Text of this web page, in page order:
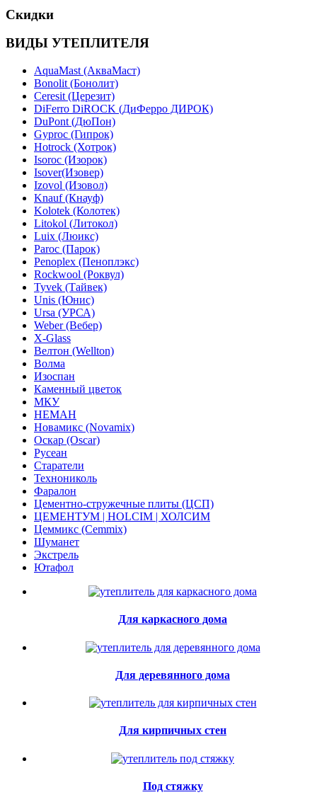
Скидки
ВИДЫ УТЕПЛИТЕЛЯ
AquaMast (АкваМаст)
Bonolit (Бонолит)
Ceresit (Церезит)
DiFerro DiROCK (ДиФерро ДИРОК)
DuPont (ДюПон)
Gyproc (Гипрок)
Hotrock (Хотрок)
Isoroc (Изорок)
Isover(Изовер)
Izovol (Изовол)
Knauf (Кнауф)
Kolotek (Колотек)
Litokol (Литокол)
Luix (Люикс)
Paroc (Парок)
Penoplex (Пеноплэкс)
Rockwool (Роквул)
Tyvek (Тайвек)
Unis (Юнис)
Ursa (УРСА)
Weber (Вебер)
X-Glass
Велтон (Wellton)
Волма
Изоспан
Каменный цветок
МКУ
НЕМАН
Новамикс (Novamix)
Оскар (Oscar)
Русеан
Старатели
Технониколь
Фаралон
Цементно-стружечные плиты (ЦСП)
ЦЕМЕНТУМ | HOLCIM | ХОЛСИМ
Цеммикс (Cemmix)
Шуманет
Экстрель
Ютафол
Для каркасного дома
Для деревянного дома
Для кирпичных стен
Под стяжку